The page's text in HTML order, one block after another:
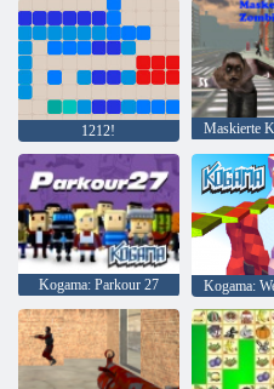
1212!
Kogama: Parkour 27